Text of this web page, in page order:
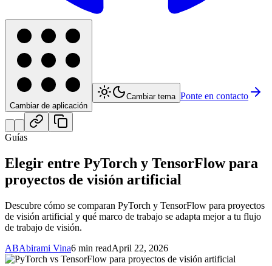
Cambiar de aplicación
Cambiar tema Ponte en contacto
Guías
Elegir entre PyTorch y TensorFlow para
proyectos de visión artificial
Descubre cómo se comparan PyTorch y TensorFlow para proyectos
de visión artificial y qué marco de trabajo se adapta mejor a tu flujo
de trabajo de visión.
ABAbirami Vina6 min readApril 22, 2026